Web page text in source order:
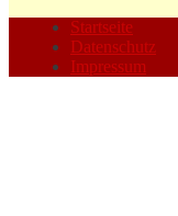
Startseite
Datenschutz
Impressum